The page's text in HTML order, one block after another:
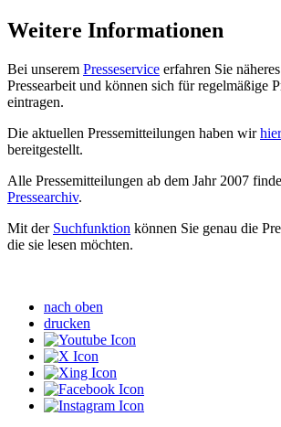
Weitere Informationen
Bei unserem Presseservice erfahren Sie
Pressearbeit und können sich für regelmäßige
eintragen.
Die aktuellen Pressemitteilungen haben wirhier
bereitgestellt.
Alle Pressemitteilungen ab dem Jahr 2007
Pressearchiv.
Mit der Suchfunktion können Sie genau die
die sie lesen möchten.
nach oben
drucken